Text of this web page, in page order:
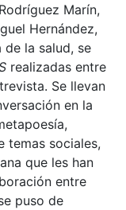
Marín,
Hernández,
la salud, se
realizadas entre
Se llevan
en la
temas sociales,
que les han
entre
puso de